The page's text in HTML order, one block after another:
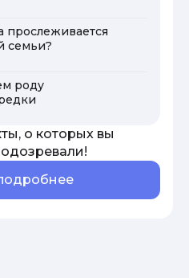
прослеживается
семьи?
роду
о которых вы